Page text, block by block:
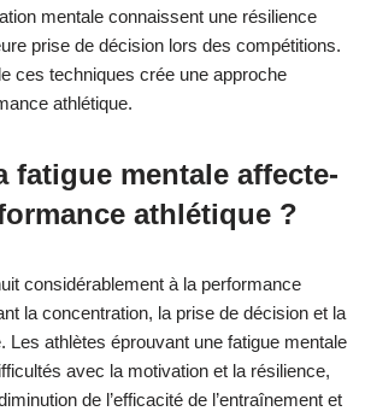
mentale connaissent une résilience
prise de décision lors des compétitions.
ces techniques crée une approche
athlétique.
fatigue mentale affecte-
athlétique ?
considérablement à la performance
la concentration, la prise de décision et la
Les athlètes éprouvant une fatigue mentale
avec la motivation et la résilience,
de l’efficacité de l’entraînement et